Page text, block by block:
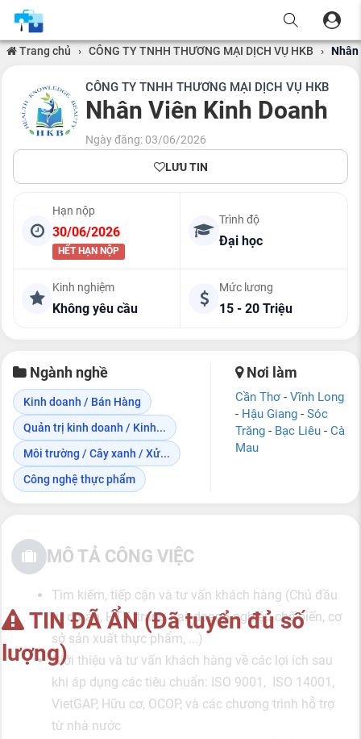
Trang chủ › CÔNG TY TNHH THƯƠNG MẠI DỊCH VỤ HKB › Nhân
CÔNG TY TNHH THƯƠNG MẠI DỊCH VỤ HKB
Nhân Viên Kinh Doanh
Ngày đăng: 03/06/2026
LƯU TIN
Hạn nộp
30/06/2026
HẾT HẠN NỘP
Trình độ
Đại học
Kinh nghiệm
Không yêu cầu
Mức lương
15 - 20 Triệu
Ngành nghề
Kinh doanh / Bán Hàng
Quản trị kinh doanh / Kinh...
Môi trường / Cây xanh / Xử...
Công nghệ thực phẩm
Nơi làm
Cần Thơ -Vĩnh Long
- Hậu Giang -Sóc
Trăng - Bạc Liêu -Cà
Mau
TIN ĐÃ ẨN (Đã tuyển đủ số
lượng)
MÔ TẢ CÔNG VIỆC
Tìm kiếm, tiếp cận và tư vấn khách hàng (Chủ đầu
tư dự án, HTX, trang trại, doanh nghiệp chế biến, cơ
sở sản xuất thực phẩm, ...)
Giới thiệu và tư vấn khách hàng về các lợi ích sau
khi áp dụng các tiêu chuẩn: ISO 9001, ISO 14001,
VietGAP, Hữu cơ, OCOP, và các chương trình hỗ trợ
từ nhà nước